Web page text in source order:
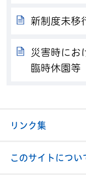
新制度未移
災害時にお
臨時休園等
リンク集
このサイトについ